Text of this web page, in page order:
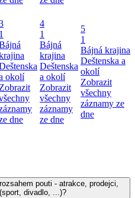
1
okolí
dne
4
1
Bájná
krajina
Deštenska
a okolí
Zobrazit
všechny
záznamy
ze dne
5
1
Bájná krajina
Deštenska a
okolí
Zobrazit
všechny
záznamy ze
dne
pouti - atrakce, prodejci,
divadlo, ...)?